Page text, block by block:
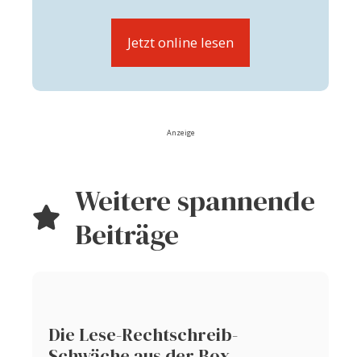
Jetzt online lesen
Anzeige
Weitere spannende
Beiträge
Die Lese-Rechtschreib-